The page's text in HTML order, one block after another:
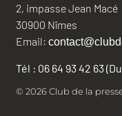
2, impasse Jean Macé
30900 Nîmes
Email:
Tél : 06 64 93 42 63
© 2026 Club de la